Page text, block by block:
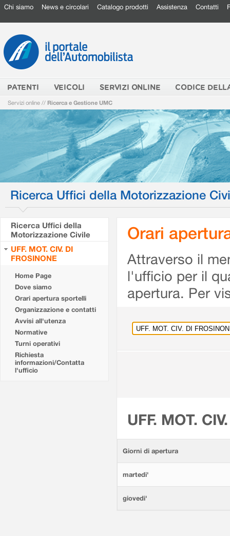
Chi siamo News e circolari Catalogo prodotti Assistenza Contatti
PATENTI VEICOLI SERVIZI ONLINE CODICE
Servizi online // Ricerca e Gestione UMC
Ricerca Uffici della Motorizzazione
Ricerca Uffici della
Motorizzazione Civile
UFF. MOT. CIV. DI
FROSINONE
Home Page
Dove siamo
Orari apertura sportelli
Organizzazione e contatti
Avvisi all'utenza
Normative
Turni operativi
Richiesta
informazioni/Contatta
l'ufficio
Orari
Attraverso il
l'ufficio per il
apertura. Per
UFF. MOT.
Giorni di apertura
martedi'
giovedi'